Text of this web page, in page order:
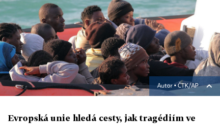
Autor ▪ ČTK/AP
Evropská unie hledá cesty, jak tragédiím ve